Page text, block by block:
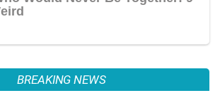
BREAKING NEWS